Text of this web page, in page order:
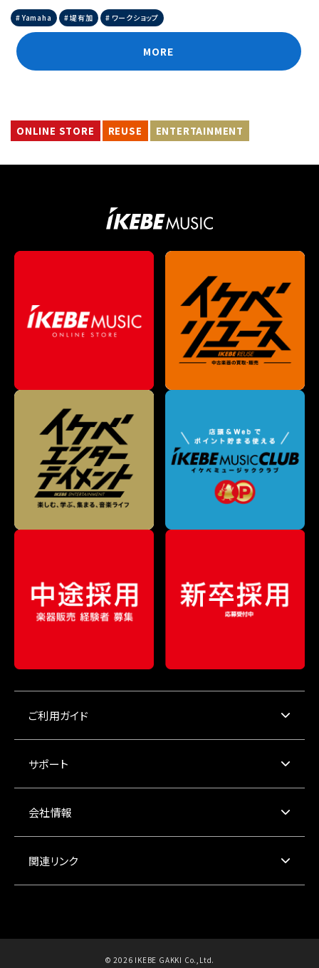
Yamaha 堤有加 ワークショップ
MORE
ONLINE STORE REUSE ENTERTAINMENT
ご利用ガイド
サポート
会社情報
関連リンク
© 2026 IKEBE GAKKI Co.,Ltd.